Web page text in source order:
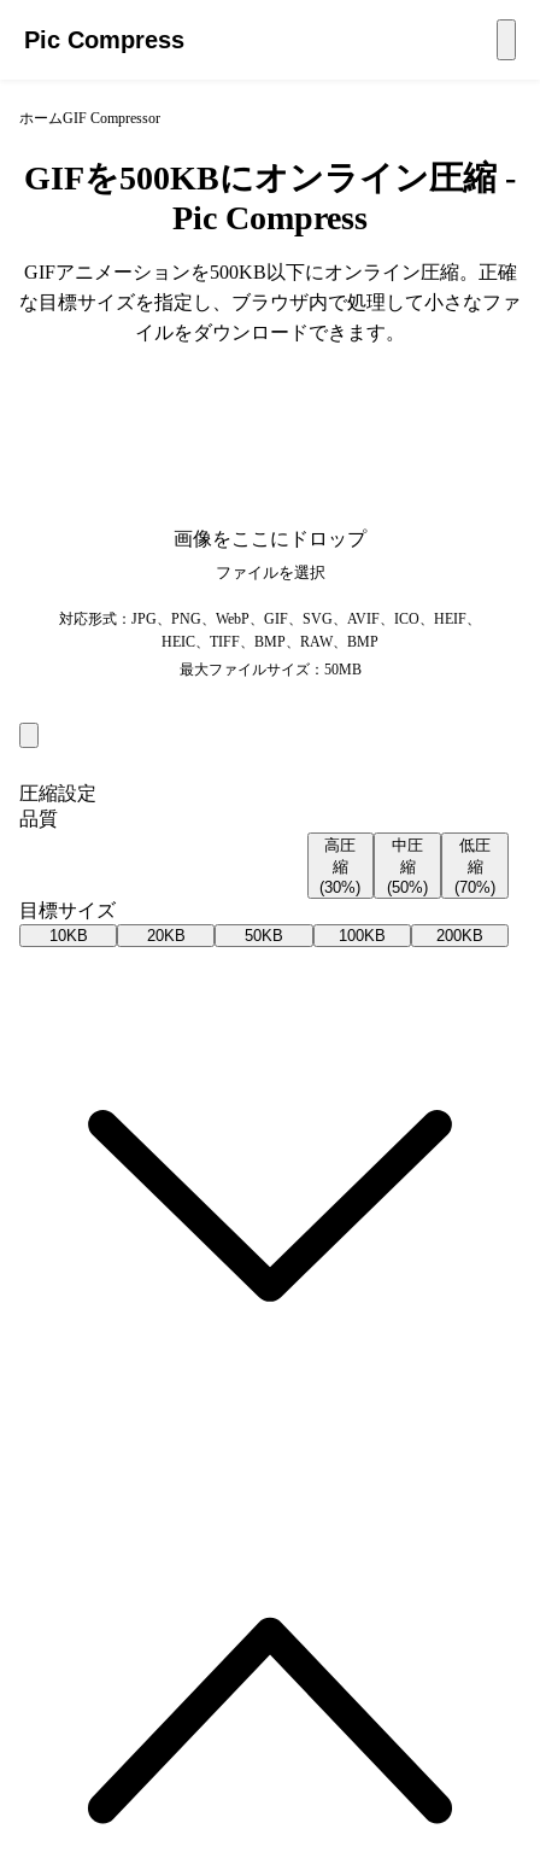
Pic Compress
ホームGIF Compressor
GIFを500KBにオンライン圧縮 -
Pic Compress
GIFアニメーションを500KB以下にオンライン圧縮。正確
な目標サイズを指定し、ブラウザ内で処理して小さなファ
イルをダウンロードできます。
画像をここにドロップ
ファイルを選択
対応形式：JPG、PNG、WebP、GIF、SVG、AVIF、ICO、HEIF、
HEIC、TIFF、BMP、RAW、BMP
最大ファイルサイズ：50MB
圧縮設定
品質
高圧
縮
(30%)
中圧
縮
(50%)
低圧
縮
(70%)
目標サイズ
10KB 20KB 50KB 100KB 200KB